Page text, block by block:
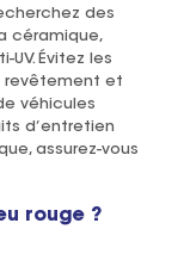
des
céramique,
Évitez les
revêtement et
véhicules
d’entretien
assurez-vous
rouge ?